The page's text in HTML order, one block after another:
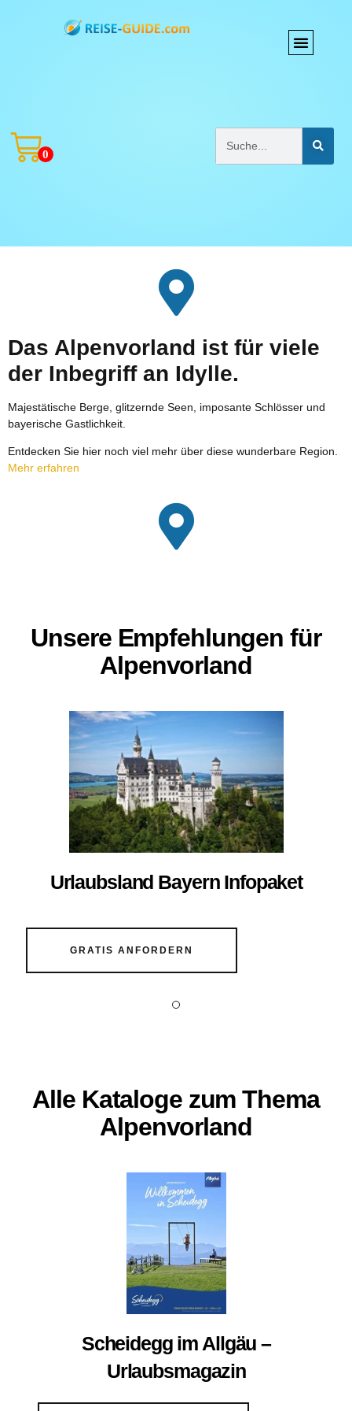
0
Das Alpenvorland ist für viele
der Inbegriff an Idylle.
Majestätische Berge, glitzernde Seen, imposante Schlösser und
bayerische Gastlichkeit.
Entdecken Sie hier noch viel mehr über diese wunderbare Region.
Mehr erfahren
Unsere Empfehlungen für
Alpenvorland
Urlaubsland Bayern Infopaket
GRATIS ANFORDERN
Alle Kataloge zum Thema
Alpenvorland
Scheidegg im Allgäu –
Urlaubsmagazin